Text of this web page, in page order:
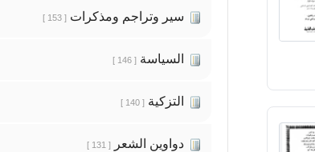
سير وتراجم ومذكرات [ 153 ]
السياسة [ 146 ]
التزكية [ 140 ]
دواوين الشعر [ 131 ]